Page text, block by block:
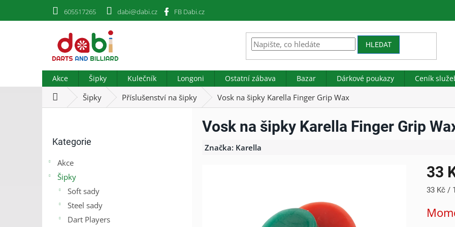
605517265 dabi@dabi.cz FB Dabi.cz
HLEDAT
Akce Šipky Kulečník Longoni Ostatní zábava Bazar Dárkové poukazy Ceník
DomůŠipky Příslušenství na šipky Vosk na šipky Karella Finger Grip Wax
kategorie
Kategorie
Akce
Šipky
Soft sady
Steel sady
Dart Players
Vosk na šipky Karella Finger Grip
Značka: Karella
33
Měrná
33 Kč /